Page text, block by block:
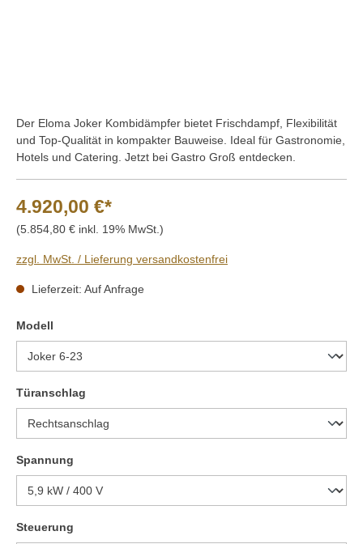
Der Eloma Joker Kombidämpfer bietet Frischdampf, Flexibilität
und Top-Qualität in kompakter Bauweise. Ideal für Gastronomie,
Hotels und Catering. Jetzt bei Gastro Groß entdecken.
4.920,00 €*
(5.854,80 € inkl. 19% MwSt.)
zzgl. MwSt. / Lieferung versandkostenfrei
Lieferzeit: Auf Anfrage
Modell
Türanschlag
Spannung
Steuerung